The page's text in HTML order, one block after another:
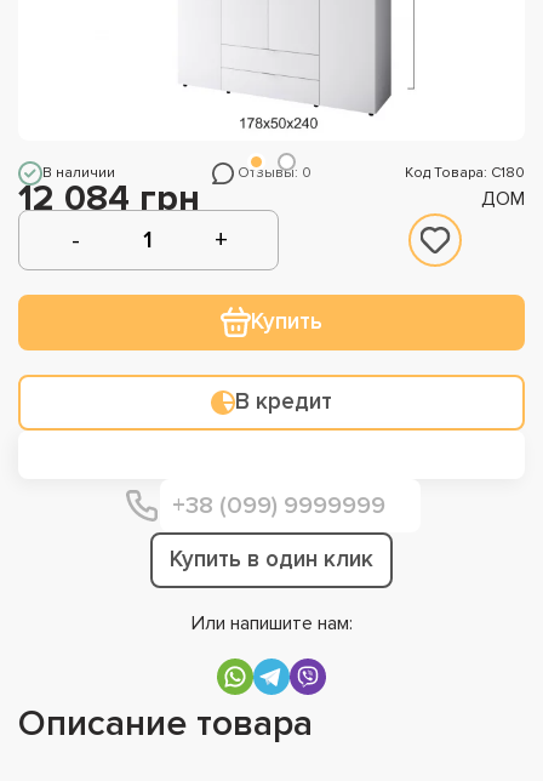
В наличии Отзывы: 0 Код Товара: С180
12 084 грн ДОМ
Купить
В кредит
Купить в один клик
Или напишите нам:
Описание товара